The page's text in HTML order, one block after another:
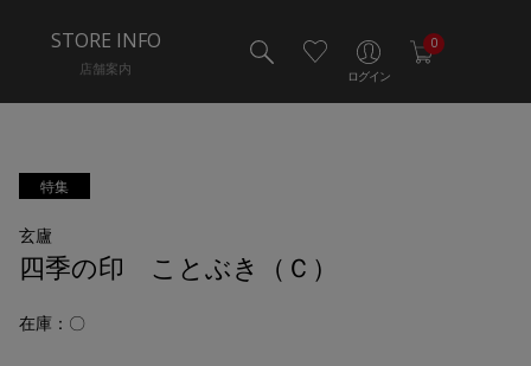
ログイン
0
STORE INFO
店舗案内
特集
玄廬
四季の印 ことぶき（Ｃ）
在庫：〇